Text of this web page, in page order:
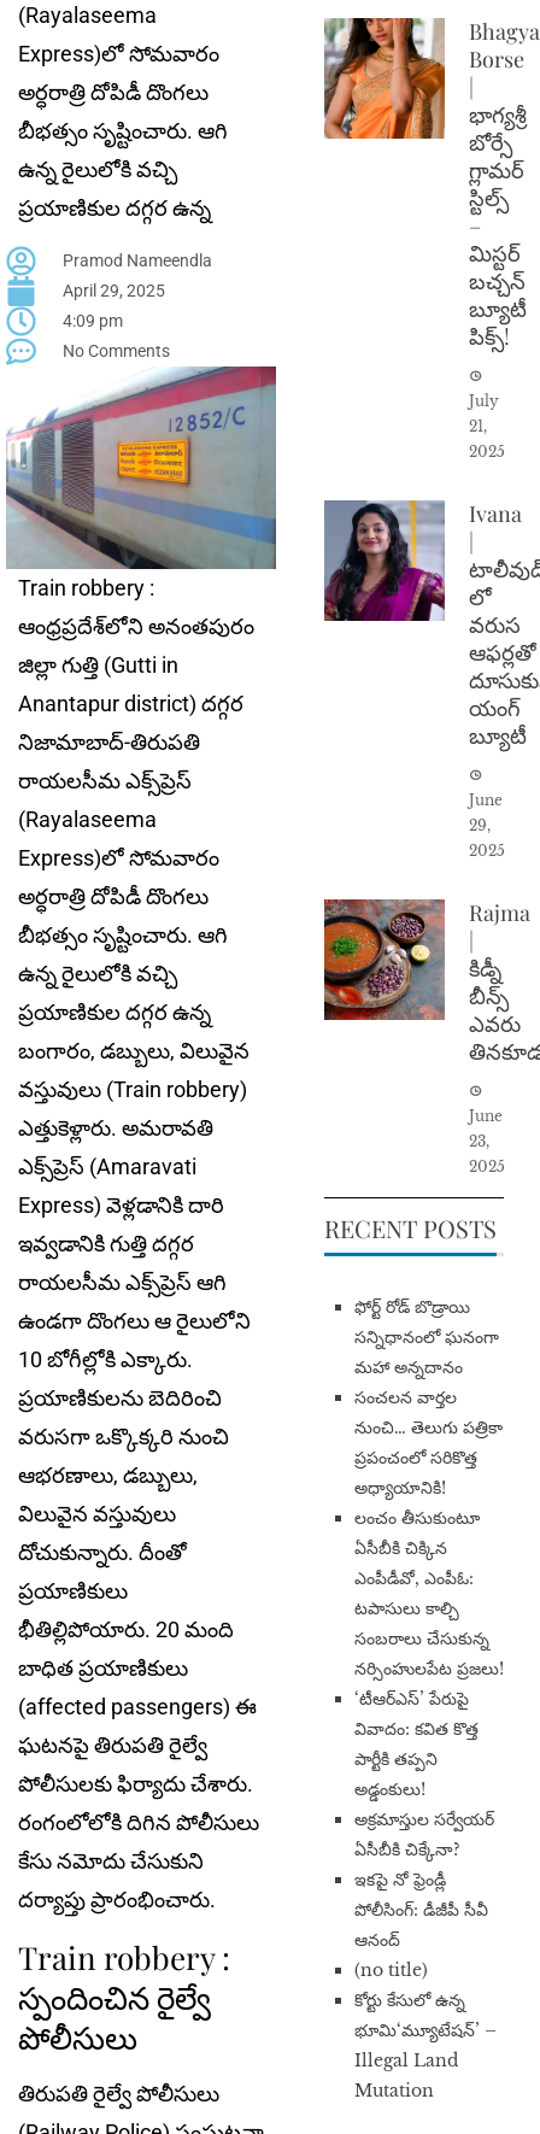
(Rayalaseema
Express)లో సోమ‌వారం
అర్ధ‌రాత్రి దోపిడీ దొంగ‌లు
బీభ‌త్సం సృష్టించారు. ఆగి
ఉన్న రైలులోకి వచ్చి
ప్రయాణికుల దగ్గర ఉన్న
Pramod Nameendla
April 29, 2025
4:09 pm
No Comments
Train robbery :
ఆంధ్రప్రదేశ్‌లోని అనంతపురం
జిల్లా గుత్తి (Gutti in
Anantapur district) దగ్గర
నిజామాబాద్‌-తిరుపతి
రాయలసీమ ఎక్స్‌ప్రెస్
(Rayalaseema
Express)లో సోమ‌వారం
అర్ధ‌రాత్రి దోపిడీ దొంగ‌లు
బీభ‌త్సం సృష్టించారు. ఆగి
ఉన్న రైలులోకి వచ్చి
ప్రయాణికుల దగ్గర ఉన్న
బంగారం, డబ్బులు, విలువైన
వస్తువులు (Train robbery)
ఎత్తుకెళ్లారు. అమరావతి
ఎక్స్‌ప్రెస్ (Amaravati
Express) వెళ్లడానికి దారి
ఇవ్వడానికి గుత్తి దగ్గర
రాయలసీమ ఎక్స్‌ప్రెస్ ఆగి
ఉండ‌గా దొంగలు ఆ రైలులోని
10 బోగీల్లోకి ఎక్కారు.
ప్ర‌యాణికుల‌ను బెదిరించి
వ‌రుస‌గా ఒక్కొక్క‌రి నుంచి
ఆభ‌ర‌ణాలు, డ‌బ్బులు,
విలువైన వ‌స్తువులు
దోచుకున్నారు. దీంతో
ప్రయాణికులు
భీతిల్లిపోయారు. 20 మంది
బాధిత ప్రయాణికులు
(affected passengers) ఈ
ఘ‌ట‌న‌పై తిరుపతి రైల్వే
పోలీసులకు ఫిర్యాదు చేశారు.
రంగంలోలోకి దిగిన పోలీసులు
కేసు నమోదు చేసుకుని
దర్యాప్తు ప్రారంభించారు.
Train robbery :
స్పందించిన రైల్వే
పోలీసులు
తిరుపతి రైల్వే పోలీసులు
Borse
|
భాగ్యశ్రీ
బోర్సే
గ్లామర్
స్టిల్స్
–
మిస్టర్
బచ్చన్
బ్యూటీ
పిక్స్!
July
21,
2025
Ivana
|
లో
వరుస
ఆఫర్లతో
యంగ్
బ్యూటీ
June
29,
2025
Rajma
|
కిడ్నీ
బీన్స్
ఎవరు
June
23,
2025
RECENT POSTS
​ఫోర్ట్ రోడ్ బొడ్రాయి
సన్నిధానంలో ఘనంగా
మహా అన్నదానం
సంచలన వార్తల
నుంచి… తెలుగు పత్రికా
ప్రపంచంలో సరికొత్త
అధ్యాయానికి!
​లంచం తీసుకుంటూ
ఏసీబీకి చిక్కిన
ఎంపీడీవో, ఎంపీఓ:
టపాసులు కాల్చి
సంబరాలు చేసుకున్న
నర్సింహులపేట ప్రజలు!
‘టీఆర్ఎస్’ పేరుపై
వివాదం: కవిత కొత్త
పార్టీకి తప్పని
అడ్డంకులు!
అక్రమాస్తుల సర్వేయర్
ఏసీబీకి చిక్కేనా?
ఇకపై నో ఫ్రెండ్లీ
పోలీసింగ్: డీజీపీ సీవీ
ఆనంద్
(no title)
​కోర్టు కేసులో ఉన్న
భూమి‘మ్యూటేషన్’ –
Illegal Land
Mutation